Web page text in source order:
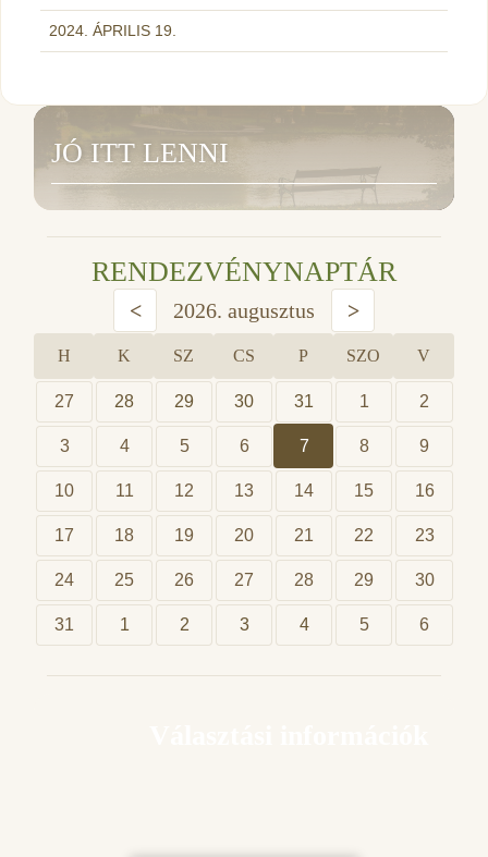
2024. ÁPRILIS 19.
JÓ ITT LENNI
RENDEZVÉNYNAPTÁR
< 2026. augusztus >
H K SZ CS P SZO V
27 28 29 30 31 1 2
3 4 5 6 7 8 9
10 11 12 13 14 15 16
17 18 19 20 21 22 23
24 25 26 27 28 29 30
31 1 2 3 4 5 6